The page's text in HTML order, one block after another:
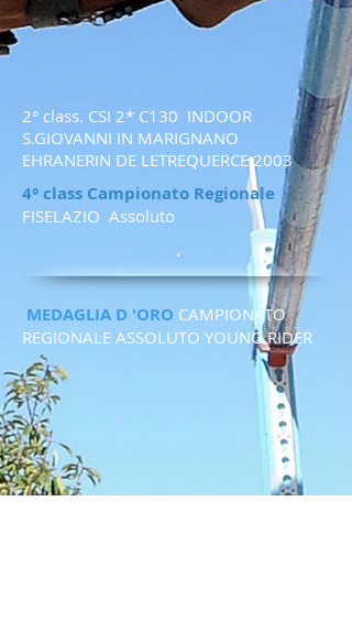
2° class. CSI 2* C130 INDOOR
S.GIOVANNI IN MARIGNANO
EHRANERIN DE LETREQUERCE 2003
4° class Campionato Regionale
FISELAZIO Assoluto
MEDAGLIA D 'ORO CAMPIONATO
REGIONALE ASSOLUTO YOUNG RIDER